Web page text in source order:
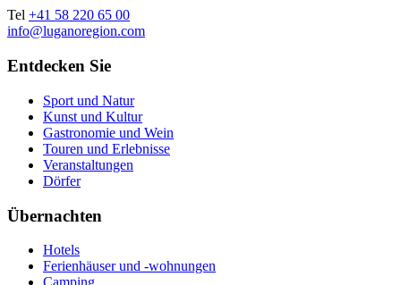
Tel +41 58 220 65 00
info@luganoregion.com
Entdecken Sie
Sport und Natur
Kunst und Kultur
Gastronomie und Wein
Touren und Erlebnisse
Veranstaltungen
Dörfer
Übernachten
Hotels
Ferienhäuser und -wohnungen